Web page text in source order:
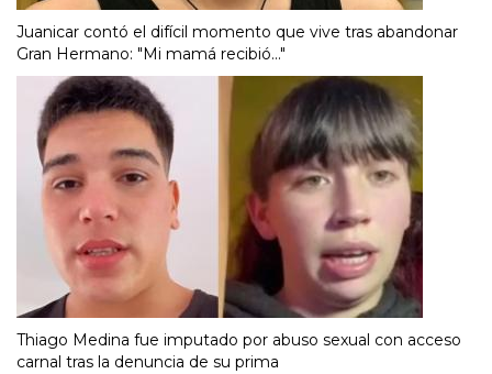
Juanicar contó el difícil momento que vive tras abandonar
Gran Hermano: "Mi mamá recibió..."
Thiago Medina fue imputado por abuso sexual con acceso
carnal tras la denuncia de su prima